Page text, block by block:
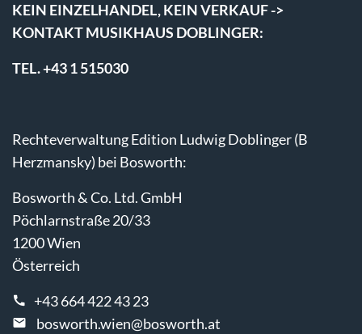
KEIN EINZELHANDEL, KEIN VERKAUF ->
KONTAKT MUSIKHAUS DOBLINGER:
TEL. +43 1 515030
Rechteverwaltung Edition Ludwig Doblinger (B
Herzmansky) bei Bosworth:
Bosworth & Co. Ltd. GmbH
Pöchlarnstraße 20/33
1200 Wien
Österreich
+43 664 422 43 23
bosworth.wien@bosworth.at